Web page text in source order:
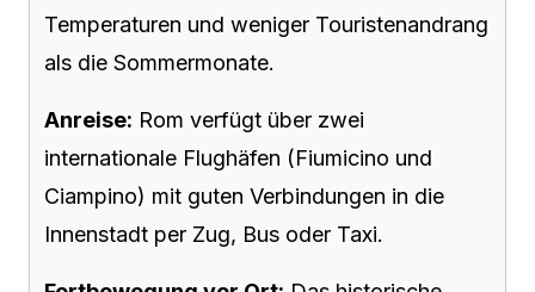
Temperaturen und weniger Touristenandrang
als die Sommermonate.
Anreise: Rom verfügt über zwei
internationale Flughäfen (Fiumicino und
Ciampino) mit guten Verbindungen in die
Innenstadt per Zug, Bus oder Taxi.